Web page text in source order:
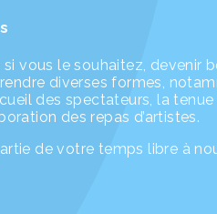
vous le souhaitez, devenir
diverses formes,
des spectateurs, la
des repas d’artistes.
de votre temps libre à